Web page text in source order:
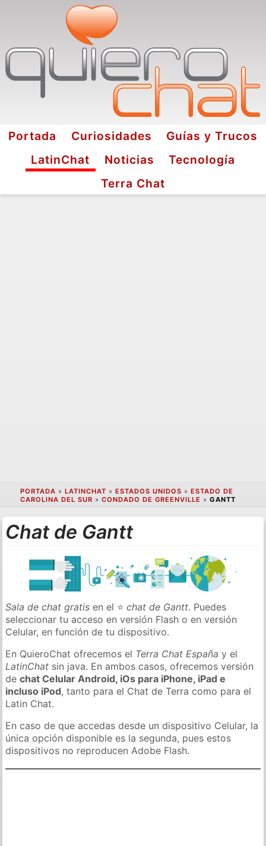
Portada Curiosidades
Guías y Trucos
LatinChat
Noticias
Tecnología
Terra Chat
PORTADA » LATINCHAT » ESTADOS UNIDOS » ESTADO DE
CAROLINA DEL SUR » CONDADO DE GREENVILLE » GANTT
Chat de Gantt
Sala de chat gratis en el ⭐chat de Gantt. Puedes
seleccionar tu acceso en versión Flash o en versión
Celular, en función de tu dispositivo.
En QuieroChat ofrecemos el Terra Chat España y el
LatinChat sin java. En ambos casos, ofrecemos versión
dechat Celular Android, iOs para iPhone, iPad e
incluso iPod, tanto para el Chat de Terra como para el
Latin Chat.
En caso de que accedas desde un dispositivo Celular, la
única opción disponible es la segunda, pues estos
dispositivos no reproducen Adobe Flash.